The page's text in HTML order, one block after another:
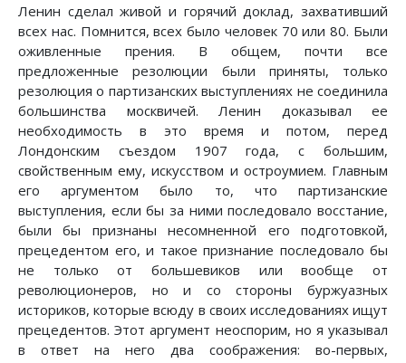
Ленин сделал живой и горячий доклад, захвативший
всех нас. Помнится, всех было человек 70 или 80. Были
оживленные прения. В общем, почти все
предложенные резолюции были приняты, только
резолюция о партизанских выступлениях не соединила
большинства москвичей. Ленин доказывал ее
необходимость в это время и потом, перед
Лондонским съездом 1907 года, с большим,
свойственным ему, искусством и остроумием. Главным
его аргументом было то, что партизанские
выступления, если бы за ними последовало восстание,
были бы признаны несомненной его подготовкой,
прецедентом его, и такое признание последовало бы
не только от большевиков или вообще от
революционеров, но и со стороны буржуазных
историков, которые всюду в своих исследованиях ищут
прецедентов. Этот аргумент неоспорим, но я указывал
в ответ на него два соображения: во-первых,